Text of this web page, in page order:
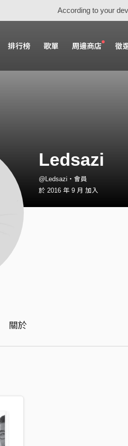
According to your
排行榜 歌單 周邊商店 徵
Ledsazi
@Ledsazi・會員
於 2016 年 9 月 加入
關於